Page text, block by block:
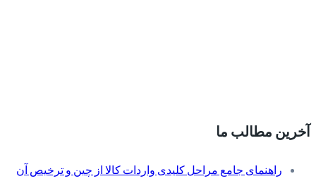
آخرین مطالب ما
راهنمای جامع مراحل کلیدی واردات کالا از چین و ترخیص آن